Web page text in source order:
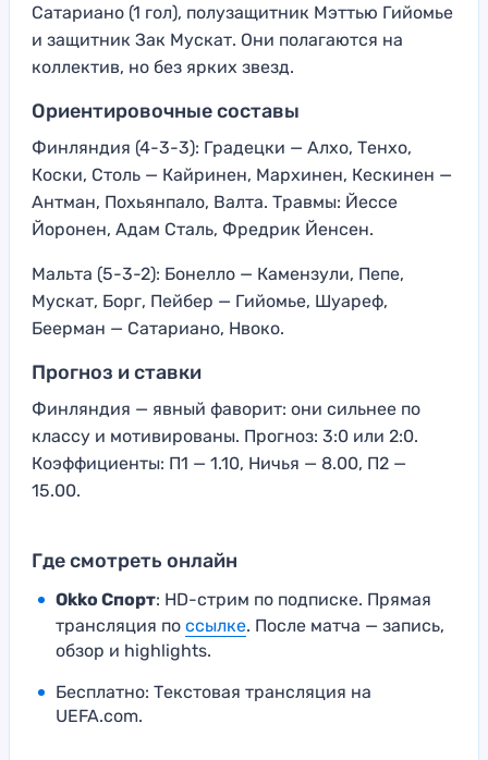
Сатариано (1 гол), полузащитник Мэттью Гийомье
и защитник Зак Мускат. Они полагаются на
коллектив, но без ярких звезд.
Ориентировочные составы
Финляндия (4-3-3): Градецки — Алхо, Тенхо,
Коски, Столь — Кайринен, Мархинен, Кескинен —
Антман, Похьянпало, Валта. Травмы: Йессе
Йоронен, Адам Сталь, Фредрик Йенсен.
Мальта (5-3-2): Бонелло — Камензули, Пепе,
Мускат, Борг, Пейбер — Гийомье, Шуареф,
Беерман — Сатариано, Нвоко.
Прогноз и ставки
Финляндия — явный фаворит: они сильнее по
классу и мотивированы. Прогноз: 3:0 или 2:0.
Коэффициенты: П1 — 1.10, Ничья — 8.00, П2 —
15.00.
Где смотреть онлайн
Okko Спорт: HD-стрим по подписке. Прямая
трансляция по ссылке. После матча — запись,
обзор и highlights.
Бесплатно: Текстовая трансляция на
UEFA.com.